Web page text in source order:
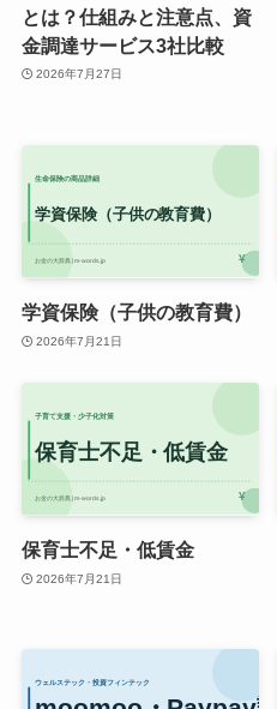
とは？仕組みと注意点、資
金調達サービス3社比較
2026年7月27日
学資保険（子供の教育費）
2026年7月21日
保育士不足・低賃金
2026年7月21日